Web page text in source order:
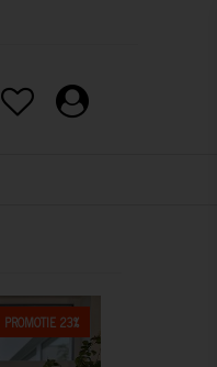
PROMOTIE 23%